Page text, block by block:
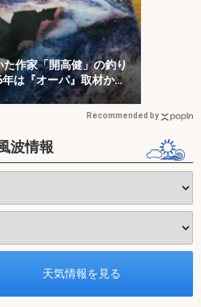
作家「開高健」の釣り
は『オーパ』取材から
Recommended by
波情報